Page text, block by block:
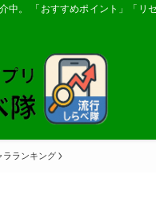
中。 「おすすめポイント」「リ
ラランキング